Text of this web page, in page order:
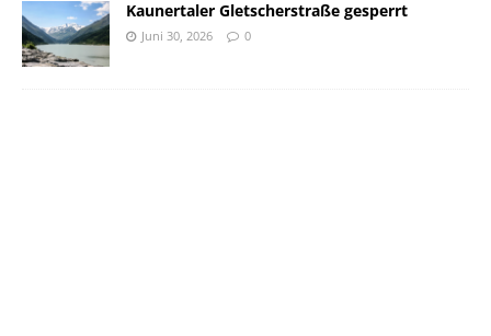
Kaunertaler Gletscherstraße gesperrt
Juni 30, 2026 0